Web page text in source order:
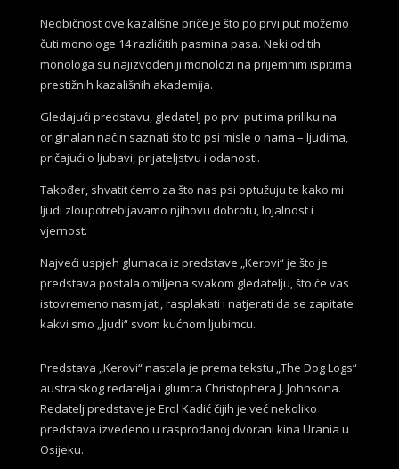
Neobičnost ove kazališne priče je što po prvi put možemo
čuti monologe 14 različitih pasmina pasa. Neki od tih
monologa su najizvođeniji monolozi na prijemnim ispitima
prestižnih kazališnih akademija.
Gledajući predstavu, gledatelj po prvi put ima priliku na
originalan način saznati što to psi misle o nama – ljudima,
pričajući o ljubavi, prijateljstvu i odanosti.
Također, shvatit ćemo za što nas psi optužuju te kako mi
ljudi zloupotrebljavamo njihovu dobrotu, lojalnost i
vjernost.
Najveći uspjeh glumaca iz predstave „Kerovi“ je što je
predstava postala omiljena svakom gledatelju, što će vas
istovremeno nasmijati, rasplakati i natjerati da se zapitate
kakvi smo „ljudi“ svom kućnom ljubimcu.
Predstava „Kerovi“ nastala je prema tekstu „The Dog Logs“
australskog redatelja i glumca Christophera J. Johnsona.
Redatelj predstave je Erol Kadić čijih je već nekoliko
predstava izvedeno u rasprodanoj dvorani kina Urania u
Osijeku.